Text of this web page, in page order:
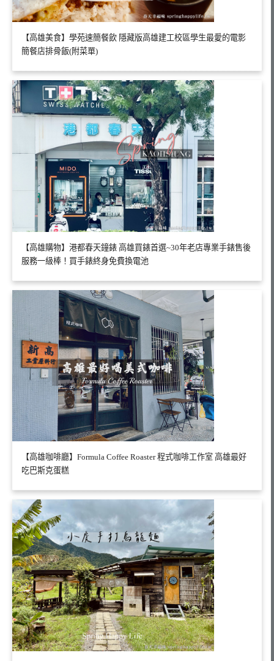
【高雄美食】學苑速簡餐飲 隱藏版高雄建工校區學生最愛的電影
簡餐店排骨飯(附菜單)
【高雄購物】港都春天鐘錶 高雄買錶首選~30年老店專業手錶售後
服務一級棒！買手錶終身免費換電池
【高雄咖啡廳】Formula Coffee Roaster 程式咖啡工作室 高雄最好
吃巴斯克蛋糕